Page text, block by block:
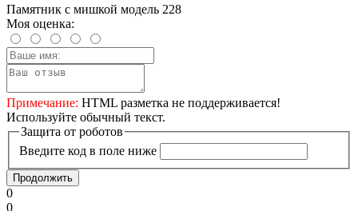
Памятник с мишкой модель 228
Моя оценка:
Примечание: HTML разметка не поддерживается!
Используйте обычный текст.
Защита от роботов
Введите код в поле ниже
Продолжить
0
0